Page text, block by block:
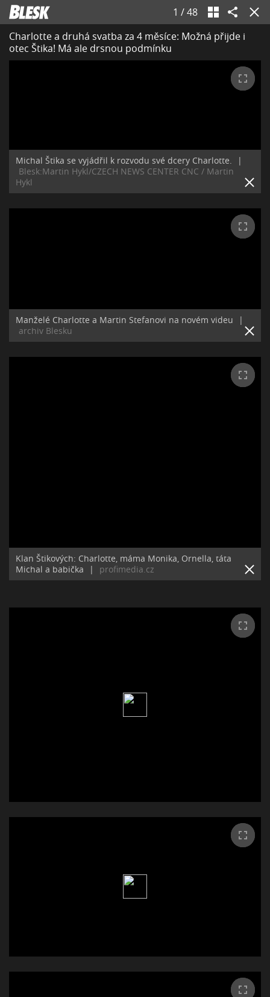
1 /48
Charlotte a druhá svatba za 4 měsíce: Možná přijde i
otec Štika! Má ale drsnou podmínku
Michal Štika se vyjádřil k rozvodu své dcery Charlotte.
|
Blesk:Martin Hykl/CZECH NEWS CENTER CNC / Martin
Hykl
Manželé Charlotte a Martin Stefanovi na novém videu
|
archiv Blesku
Klan Štikových: Charlotte, máma Monika, Ornella, táta
Michal a babička
| profimedia.cz